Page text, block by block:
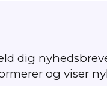
dig
og viser